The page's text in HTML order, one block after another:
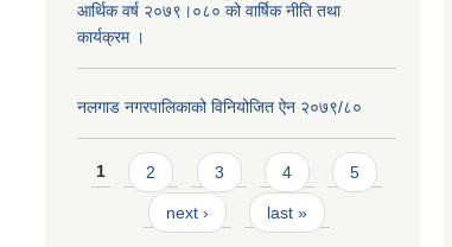
आर्थिक वर्ष २०७९।०८० को वार्षिक नीति तथा
कार्यक्रम ।
नलगाड नगरपालिकाको विनियोजित ऐन २०७९/८०
Pages
1 2 3 4 5
next › last »